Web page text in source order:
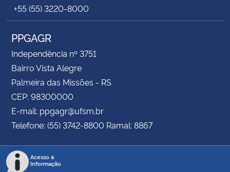
+55 (55) 3220-8000
PPGAGR
Independência nº 3751
Bairro Vista Alegre
Palmeira das Missões - RS
CEP: 98300000
E-mail: ppgagr@ufsm.br
Telefone: (55) 3742-8800 Ramal: 8867
Acesso à
Informação